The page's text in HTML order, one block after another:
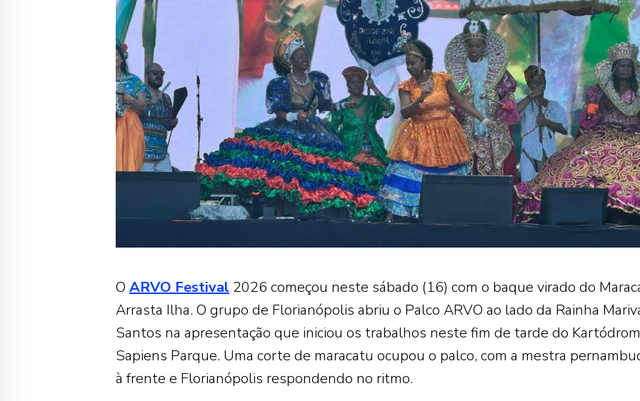
O ARVO Festival 2026 começou neste sábado (16) com o baque virado do
Arrasta Ilha. O grupo de Florianópolis abriu o Palco ARVO ao lado da Rainha
Santos na apresentação que iniciou os trabalhos neste fim de tarde do
Sapiens Parque. Uma corte de maracatu ocupou o palco, com a mestra
à frente e Florianópolis respondendo no ritmo.